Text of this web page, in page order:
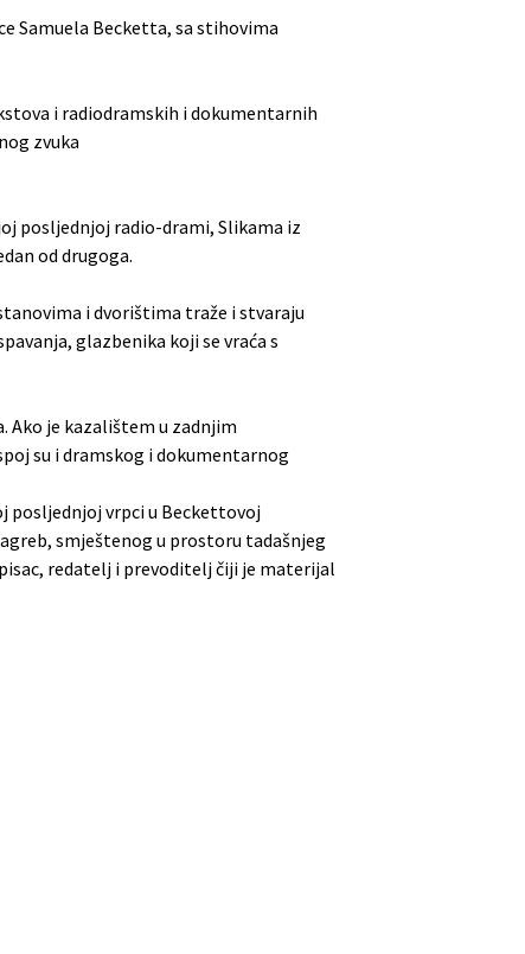
Samuela Becketta, sa stihovima
i radiodramskih i dokumentarnih
zvuka
posljednjoj radio-drami, Slikama iz
od drugoga.
i dvorištima traže i stvaraju
glazbenika koji se vraća s
Ako je kazalištem u zadnjim
su i dramskog i dokumentarnog
posljednjoj vrpci u Beckettovoj
smještenog u prostoru tadašnjeg
redatelj i prevoditelj čiji je materijal